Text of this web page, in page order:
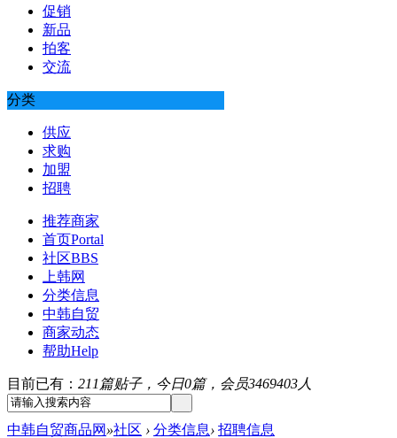
促销
新品
拍客
交流
分类
供应
求购
加盟
招聘
推荐商家
首页Portal
社区BBS
上韩网
分类信息
中韩自贸
商家动态
帮助Help
目前已有： 211篇贴子，今日0篇，会员3469403人
中韩自贸商品网 »社区 › 分类信息› 招聘信息